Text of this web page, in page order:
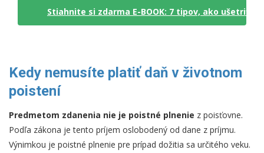
Stiahnite si zdarma E-BOOK: 7 tipov, ako ušetriť
Kedy nemusíte platiť daň v životnom
poistení
Predmetom zdanenia nie je poistné plnenie z poisťovne.
Podľa zákona je tento príjem oslobodený od dane z príjmu.
Výnimkou je poistné plnenie pre prípad dožitia sa určitého veku.